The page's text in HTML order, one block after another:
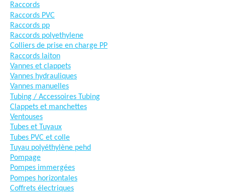
Raccords
Raccords PVC
Raccords pp
Raccords polyethylene
Colliers de prise en charge PP
Raccords laiton
Vannes et clappets
Vannes hydrauliques
Vannes manuelles
Tubing / Accessoires Tubing
Clappets et manchettes
Ventouses
Tubes et Tuyaux
Tubes PVC et colle
Tuyau polyéthylène pehd
Pompage
Pompes immergées
Pompes horizontales
Coffrets électriques